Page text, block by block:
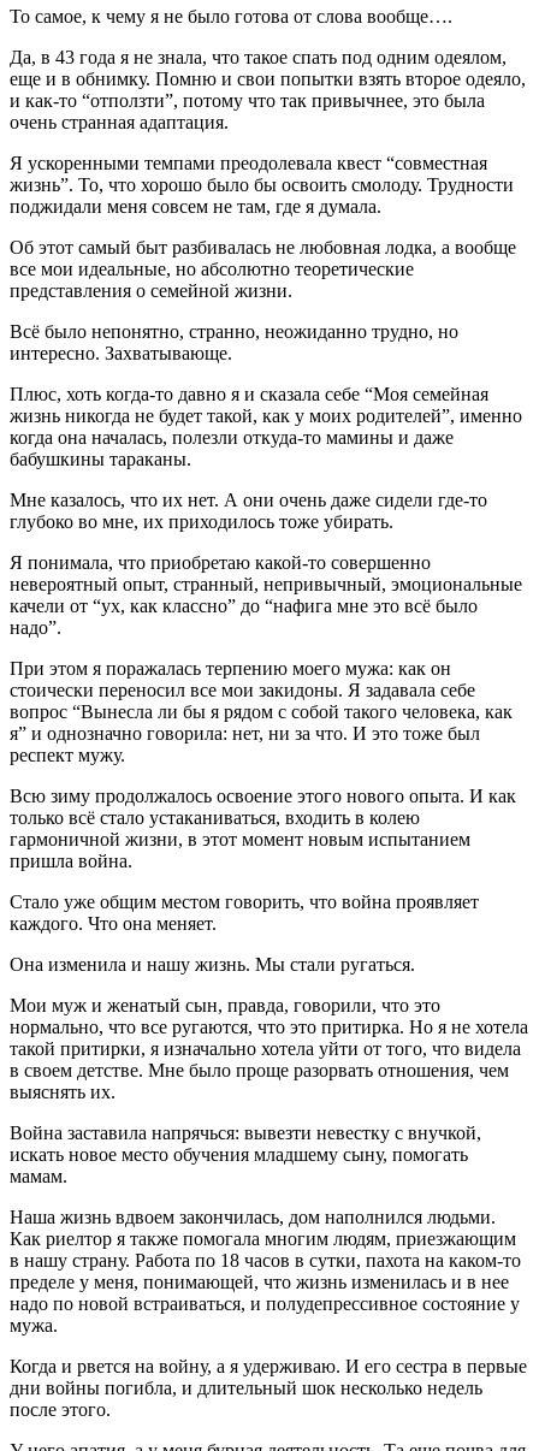
То самое, к чему я не было готова от слова вообще….
Да, в 43 года я не знала, что такое спать под одним одеялом,
еще и в обнимку. Помню и свои попытки взять второе одеяло,
и как-то “отползти”, потому что так привычнее, это была
очень странная адаптация.
Я ускоренными темпами преодолевала квест “совместная
жизнь”. То, что хорошо было бы освоить смолоду. Трудности
поджидали меня совсем не там, где я думала.
Об этот самый быт разбивалась не любовная лодка, а вообще
все мои идеальные, но абсолютно теоретические
представления о семейной жизни.
Всё было непонятно, странно, неожиданно трудно, но
интересно. Захватывающе.
Плюс, хоть когда-то давно я и сказала себе “Моя семейная
жизнь никогда не будет такой, как у моих родителей”, именно
когда она началась, полезли откуда-то мамины и даже
бабушкины тараканы.
Мне казалось, что их нет. А они очень даже сидели где-то
глубоко во мне, их приходилось тоже убирать.
Я понимала, что приобретаю какой-то совершенно
невероятный опыт, странный, непривычный, эмоциональные
качели от “ух, как классно” до “нафига мне это всё было
надо”.
При этом я поражалась терпению моего мужа: как он
стоически переносил все мои закидоны. Я задавала себе
вопрос “Вынесла ли бы я рядом с собой такого человека, как
я” и однозначно говорила: нет, ни за что. И это тоже был
респект мужу.
Всю зиму продолжалось освоение этого нового опыта. И как
только всё стало устаканиваться, входить в колею
гармоничной жизни, в этот момент новым испытанием
пришла война.
Стало уже общим местом говорить, что война проявляет
каждого. Что она меняет.
Она изменила и нашу жизнь. Мы стали ругаться.
Мои муж и женатый сын, правда, говорили, что это
нормально, что все ругаются, что это притирка. Но я не хотела
такой притирки, я изначально хотела уйти от того, что видела
в своем детстве. Мне было проще разорвать отношения, чем
выяснять их.
Война заставила напрячься: вывезти невестку с внучкой,
искать новое место обучения младшему сыну, помогать
мамам.
Наша жизнь вдвоем закончилась, дом наполнился людьми.
Как риелтор я также помогала многим людям, приезжающим
в нашу страну. Работа по 18 часов в сутки, пахота на каком-то
пределе у меня, понимающей, что жизнь изменилась и в нее
надо по новой встраиваться, и полудепрессивное состояние у
мужа.
Когда и рвется на войну, а я удерживаю. И его сестра в первые
дни войны погибла, и длительный шок несколько недель
после этого.